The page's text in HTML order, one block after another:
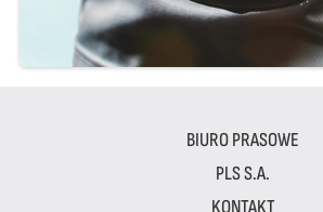
BIURO PRASOWE
PLS S.A.
KONTAKT